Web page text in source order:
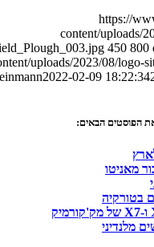
https://
content/uploads/
450 800
uploads/2023/08/logo-
2022-02-09 18:22:34
את הפוסטים הבאים:
מאניטו
בטורקיה
מלנדיני